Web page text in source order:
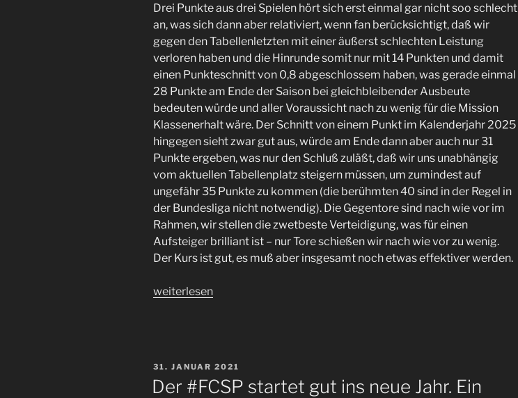
Drei Punkte aus drei Spielen hört sich erst einmal gar nicht soo schlecht
an, was sich dann aber relativiert, wenn fan berücksichtigt, daß wir
gegen den Tabellenletzten mit einer äußerst schlechten Leistung
verloren haben und die Hinrunde somit nur mit 14 Punkten und damit
einen Punkteschnitt von 0,8 abgeschlossem haben, was gerade einmal
28 Punkte am Ende der Saison bei gleichbleibender Ausbeute
bedeuten würde und aller Voraussicht nach zu wenig für die Mission
Klassenerhalt wäre. Der Schnitt von einem Punkt im Kalenderjahr 2025
hingegen sieht zwar gut aus, würde am Ende dann aber auch nur 31
Punkte ergeben, was nur den Schluß zuläßt, daß wir uns unabhängig
vom aktuellen Tabellenplatz steigern müssen, um zumindest auf
ungefähr 35 Punkte zu kommen (die berühmten 40 sind in der Regel in
der Bundesliga nicht notwendig). Die Gegentore sind nach wie vor im
Rahmen, wir stellen die zwetbeste Verteidigung, was für einen
Aufsteiger brilliant ist – nur Tore schießen wir nach wie vor zu wenig.
Der Kurs ist gut, es muß aber insgesamt noch etwas effektiver werden.
„Der
ins
neue
weiterlesen
VERÖFFENTLICHT
31. JANUAR 2021
Der #FCSP startet gut ins neue Jahr. Ein